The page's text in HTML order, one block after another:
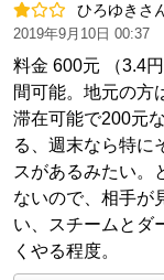
ひろゆきさ
2019年9月10日 00:37
料金 600元 （3.4
間可能。地元の方
滞在可能で200元
る、週末なら特に
スがあるみたい。
ないので、相手が
い、スチームとダ
くやる程度。